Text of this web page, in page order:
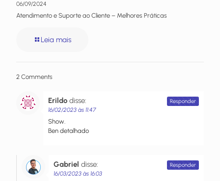
06/09/2024
Atendimento e Suporte ao Cliente – Melhores Práticas
Leia mais
2 Comments
Erildo disse:
16/02/2023 às 11:47
Show.
Ben detalhado
Responder
Gabriel disse:
16/03/2023 às 16:03
Responder